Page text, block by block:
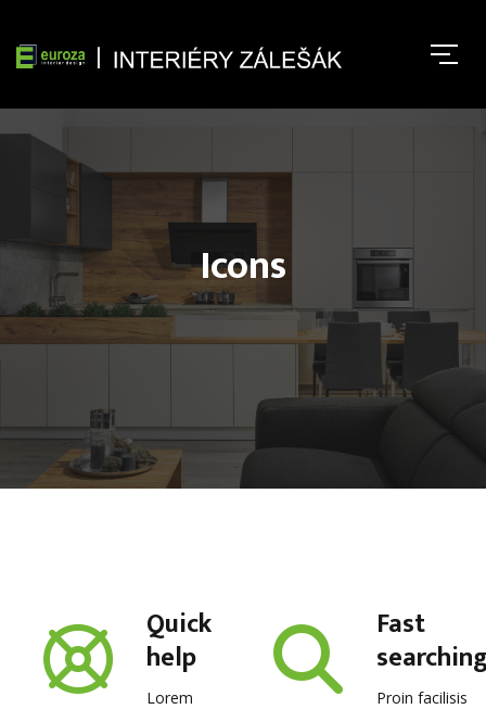
Icons
Quick
help
Lorem
Fast
Proin facilisis